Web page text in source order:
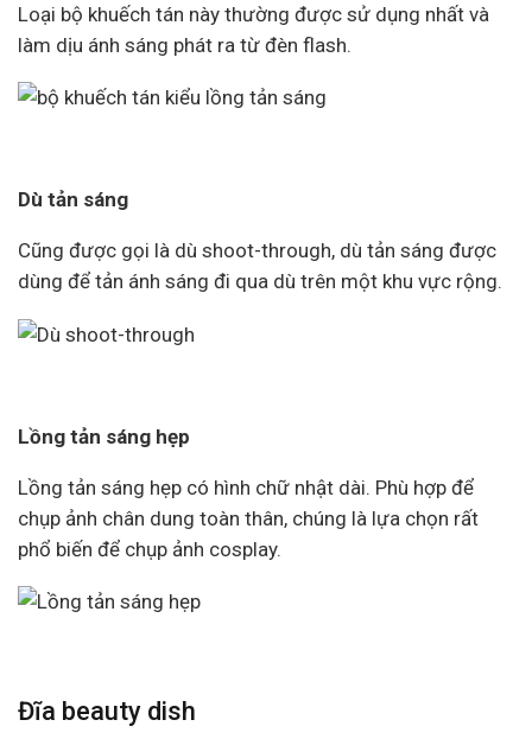
Loại bộ khuếch tán này thường được sử dụng nhất và
làm dịu ánh sáng phát ra từ đèn flash.
Dù tản sáng
Cũng được gọi là dù shoot-through, dù tản sáng được
dùng để tản ánh sáng đi qua dù trên một khu vực rộng.
Lồng tản sáng hẹp
Lồng tản sáng hẹp có hình chữ nhật dài. Phù hợp để
chụp ảnh chân dung toàn thân, chúng là lựa chọn rất
phổ biến để chụp ảnh cosplay.
Đĩa beauty dish